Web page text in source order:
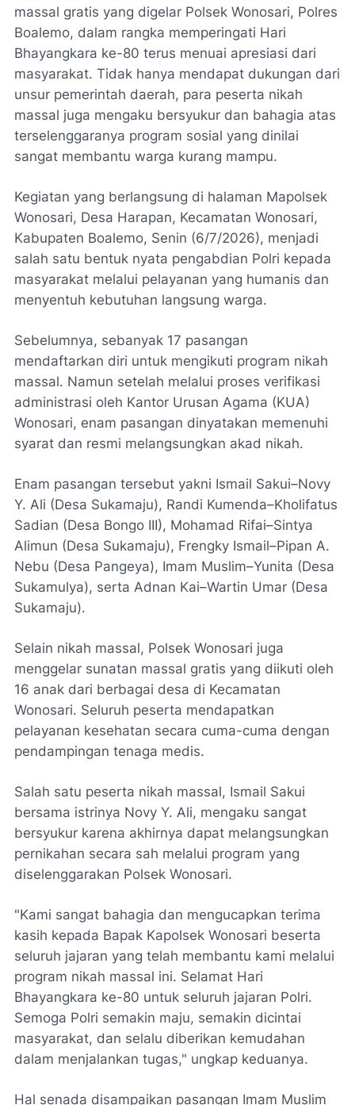
massal gratis yang digelar Polsek Wonosari, Polres
Boalemo, dalam rangka memperingati Hari
Bhayangkara ke-80 terus menuai apresiasi dari
masyarakat. Tidak hanya mendapat dukungan dari
unsur pemerintah daerah, para peserta nikah
massal juga mengaku bersyukur dan bahagia atas
terselenggaranya program sosial yang dinilai
sangat membantu warga kurang mampu.
Kegiatan yang berlangsung di halaman Mapolsek
Wonosari, Desa Harapan, Kecamatan Wonosari,
Kabupaten Boalemo, Senin (6/7/2026), menjadi
salah satu bentuk nyata pengabdian Polri kepada
masyarakat melalui pelayanan yang humanis dan
menyentuh kebutuhan langsung warga.
Sebelumnya, sebanyak 17 pasangan
mendaftarkan diri untuk mengikuti program nikah
massal. Namun setelah melalui proses verifikasi
administrasi oleh Kantor Urusan Agama (KUA)
Wonosari, enam pasangan dinyatakan memenuhi
syarat dan resmi melangsungkan akad nikah.
Enam pasangan tersebut yakni Ismail Sakui–Novy
Y. Ali (Desa Sukamaju), Randi Kumenda–Kholifatus
Sadian (Desa Bongo III), Mohamad Rifai–Sintya
Alimun (Desa Sukamaju), Frengky Ismail–Pipan A.
Nebu (Desa Pangeya), Imam Muslim–Yunita (Desa
Sukamulya), serta Adnan Kai–Wartin Umar (Desa
Sukamaju).
Selain nikah massal, Polsek Wonosari juga
menggelar sunatan massal gratis yang diikuti oleh
16 anak dari berbagai desa di Kecamatan
Wonosari. Seluruh peserta mendapatkan
pelayanan kesehatan secara cuma-cuma dengan
pendampingan tenaga medis.
Salah satu peserta nikah massal, Ismail Sakui
bersama istrinya Novy Y. Ali, mengaku sangat
bersyukur karena akhirnya dapat melangsungkan
pernikahan secara sah melalui program yang
diselenggarakan Polsek Wonosari.
"Kami sangat bahagia dan mengucapkan terima
kasih kepada Bapak Kapolsek Wonosari beserta
seluruh jajaran yang telah membantu kami melalui
program nikah massal ini. Selamat Hari
Bhayangkara ke-80 untuk seluruh jajaran Polri.
Semoga Polri semakin maju, semakin dicintai
masyarakat, dan selalu diberikan kemudahan
dalam menjalankan tugas," ungkap keduanya.
Hal senada disampaikan pasangan Imam Muslim